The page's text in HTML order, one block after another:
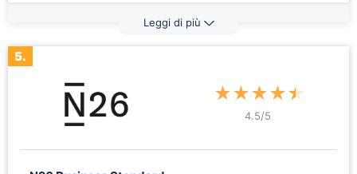
Leggi di più
5.
★★★★★
4.5/5